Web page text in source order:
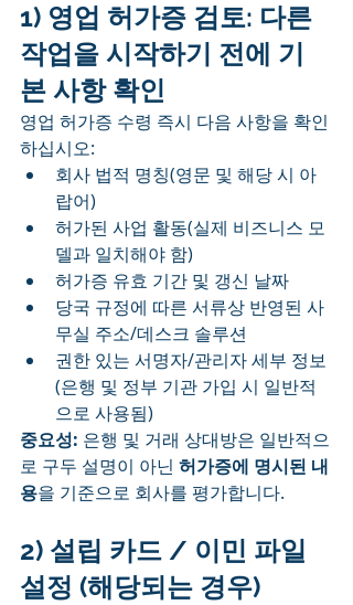
1) 영업 허가증 검토: 다른
작업을 시작하기 전에 기
본 사항 확인
영업 허가증 수령 즉시 다음 사항을 확인
하십시오:
회사 법적 명칭(영문 및 해당 시 아
랍어)
허가된 사업 활동(실제 비즈니스 모
델과 일치해야 함)
허가증 유효 기간 및 갱신 날짜
당국 규정에 따른 서류상 반영된 사
무실 주소/데스크 솔루션
권한 있는 서명자/관리자 세부 정보
(은행 및 정부 기관 가입 시 일반적
으로 사용됨)
중요성: 은행 및 거래 상대방은 일반적으
로 구두 설명이 아닌 허가증에 명시된 내
용을 기준으로 회사를 평가합니다.
2) 설립 카드 / 이민 파일
설정 (해당되는 경우)